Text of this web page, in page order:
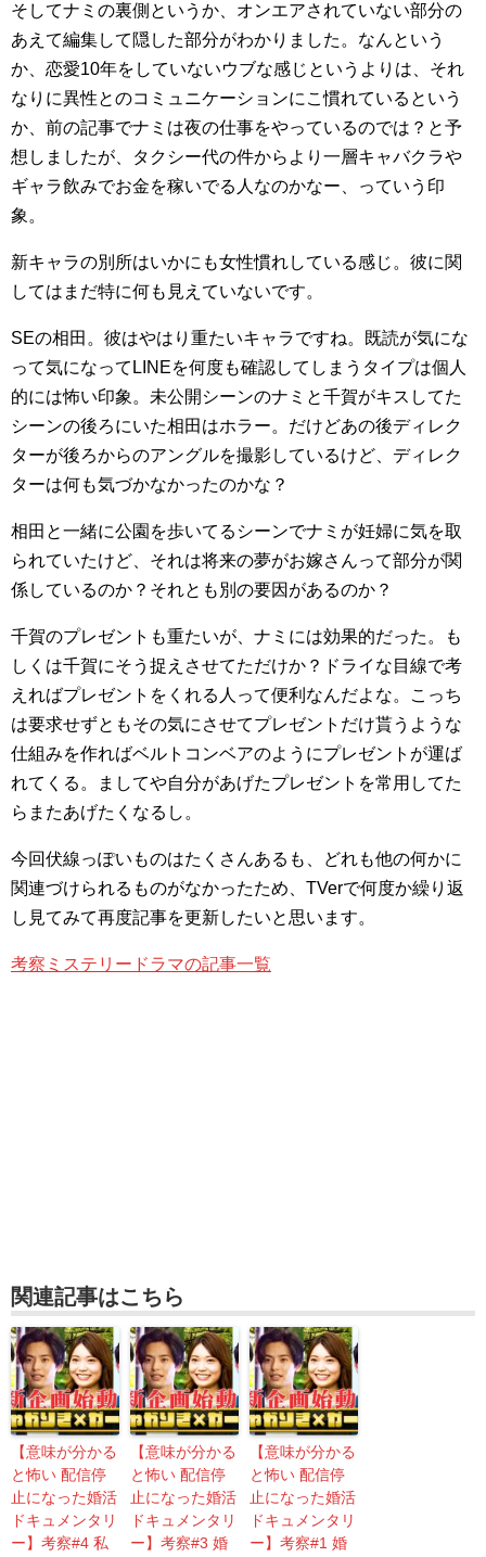
そしてナミの裏側というか、オンエアされていない部分の
あえて編集して隠した部分がわかりました。なんという
か、恋愛10年をしていないウブな感じというよりは、それ
なりに異性とのコミュニケーションにこ慣れているという
か、前の記事でナミは夜の仕事をやっているのでは？と予
想しましたが、タクシー代の件からより一層キャバクラや
ギャラ飲みでお金を稼いでる人なのかなー、っていう印
象。
新キャラの別所はいかにも女性慣れしている感じ。彼に関
してはまだ特に何も見えていないです。
SEの相田。彼はやはり重たいキャラですね。既読が気にな
って気になってLINEを何度も確認してしまうタイプは個人
的には怖い印象。未公開シーンのナミと千賀がキスしてた
シーンの後ろにいた相田はホラー。だけどあの後ディレク
ターが後ろからのアングルを撮影しているけど、ディレク
ターは何も気づかなかったのかな？
相田と一緒に公園を歩いてるシーンでナミが妊婦に気を取
られていたけど、それは将来の夢がお嫁さんって部分が関
係しているのか？それとも別の要因があるのか？
千賀のプレゼントも重たいが、ナミには効果的だった。も
しくは千賀にそう捉えさせてただけか？ドライな目線で考
えればプレゼントをくれる人って便利なんだよな。こっち
は要求せずともその気にさせてプレゼントだけ貰うような
仕組みを作ればベルトコンベアのようにプレゼントが運ば
れてくる。ましてや自分があげたプレゼントを常用してた
らまたあげたくなるし。
今回伏線っぽいものはたくさんあるも、どれも他の何かに
関連づけられるものがなかったため、TVerで何度か繰り返
し見てみて再度記事を更新したいと思います。
考察ミステリードラマの記事一覧
関連記事はこちら
【意味が分かる
と怖い 配信停
止になった婚活
ドキュメンタリ
ー】考察#4 私
【意味が分かる
と怖い 配信停
止になった婚活
ドキュメンタリ
ー】考察#3 婚
【意味が分かる
と怖い 配信停
止になった婚活
ドキュメンタリ
ー】考察#1 婚